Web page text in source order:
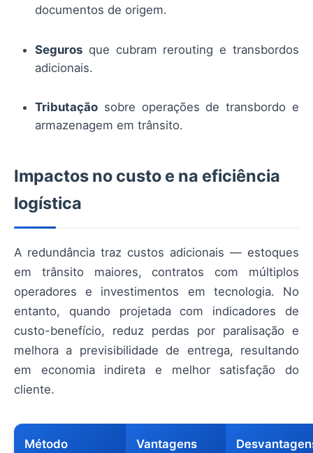
documentos de origem.
Seguros que cubram rerouting e transbordos
adicionais.
Tributação sobre operações de transbordo e
armazenagem em trânsito.
Impactos no custo e na eficiência
logística
A redundância traz custos adicionais — estoques
em trânsito maiores, contratos com múltiplos
operadores e investimentos em tecnologia. No
entanto, quando projetada com indicadores de
custo-benefício, reduz perdas por paralisação e
melhora a previsibilidade de entrega, resultando
em economia indireta e melhor satisfação do
cliente.
Método Vantagens